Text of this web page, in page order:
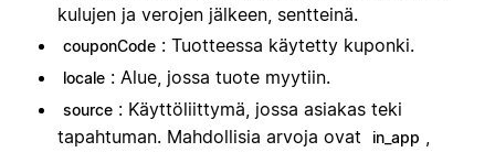
kulujen ja verojen jälkeen, sentteinä.
couponCode : Tuotteessa käytetty kuponki.
locale : Alue, jossa tuote myytiin.
source : Käyttöliittymä, jossa asiakas teki
tapahtuman. Mahdollisia arvoja ovat
in_app ,